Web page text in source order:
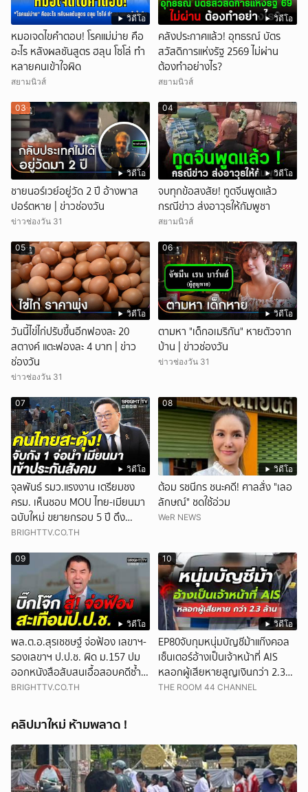
วิดีโอ
หมอเจดไขคำตอบ! โรคแม่ม่าย คือ
อะไร หลังผลชันสูตร ฮลุน โซโล่ ทำ
หลายคนเข้าใจผิด
สยามนิวส์
วิดีโอ
คลังประกาศแล้ว! อุทธรณ์ บัตร
สวัสดิการแห่งรัฐ 2569 ไม่ผ่าน
ต้องทำอย่างไร?
สยามนิวส์
วิดีโอ
03
ชายนอร์เวย์อยู่วัด 2 ปี อ้างพาส
ปอร์ตหาย | ข่าวช่องวัน
ข่าวช่องวัน 31
วิดีโอ
04
จบทุกข้อสงสัย! ทูตจีนพูดแล้ว
กรณีข่าว ส่งอาวุธให้กัมพูชา
สยามนิวส์
วิดีโอ
05
วันนี้ไข่ไก่ปรับขึ้นอีกฟองละ 20
สตางค์ แตะฟองละ 4 บาท | ข่าว
ช่องวัน
ข่าวช่องวัน 31
วิดีโอ
06
ตามหา "เด็กอเมริกัน" หายตัวจาก
บ้าน | ข่าวช่องวัน
ข่าวช่องวัน 31
วิดีโอ
07
จุลพันธ์ รมว.แรงงาน เตรียมชง
ครม. เห็นชอบ MOU ไทย-เมียนมา
ฉบับใหม่ ขยายกรอบ 5 ปี ดึง
แรงงานเข้าระบบ
BRIGHTTV.CO.TH
วิดีโอ
08
ต้อม รชนีกร ชนะคดี! ศาลสั่ง "เลอ
ลักษณ์" ชดใช้อ่วม
WeR NEWS
วิดีโอ
09
พล.ต.อ.สุรเชชษฐ์ จ่อฟ้อง เลขาฯ-
รองเลขาฯ ป.ป.ช. ผิด ม.157 ปม
ออกหนังสือสับสนเอื้อสอบคดีซ้ำ
ซ้อน
BRIGHTTV.CO.TH
วิดีโอ
10
EP80จับกุมหนุ่มบัญชีม้าแก๊งคอล
เซ็นเตอร์อ้างเป็นเจ้าหน้าที่ AIS
หลอกผู้เสียหายสูญเงินกว่า 2.3
ล้านบาท
THE ROOM 44 CHANNEL
คลิปมาใหม่ ห้ามพลาด !